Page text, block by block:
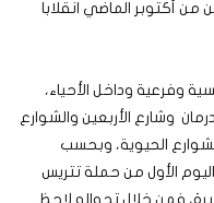
أكتوبر الماضي انقلابا
وفرعية وداخل الأحياء،
وشارع الأربعين والشوارع
الحيوية، وبحسب
الأول من حملة تتريس
فمن خلال تجواله لاحظ